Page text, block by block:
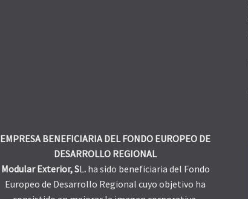
EMPRESA BENEFICIARIA DEL FONDO EUROPEO DE
DESARROLLO REGIONAL
Modular Exterior, SL.ha sido beneficiaria del Fondo
Europeo de Desarrollo Regional cuyo objetivo ha